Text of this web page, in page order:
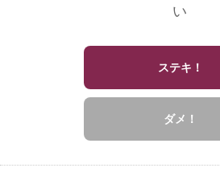
い
ステキ！
ダメ！